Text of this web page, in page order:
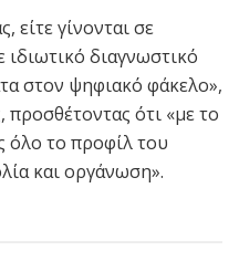
είτε γίνονται σε
διαγνωστικό
στον ψηφιακό φάκελο»,
ότι «με το
όλο το προφίλ του
και οργάνωση».